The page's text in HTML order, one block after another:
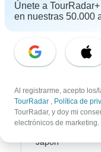
Egipto
Sudáfrica
China
India
Japón
Únete a
en nuestras 50.000
Al registrarme, acepto los/
TourRadar , Política de
TourRadar, y doy mi
electrónicos de marketing.